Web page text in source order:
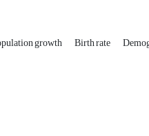
growth Birth rate